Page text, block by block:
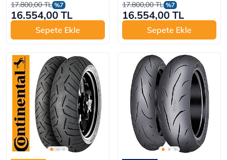
17.800,00 TL %7
16.554,00 TL
Sepete Ekle
17.800,00 TL %7
16.554,00 TL
Sepete Ekle